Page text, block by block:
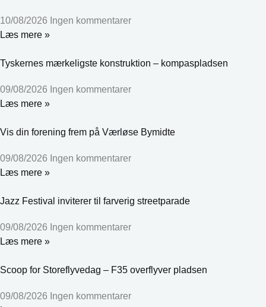
10/08/2026 Ingen kommentarer
Læs mere »
Tyskernes mærkeligste konstruktion – kompaspladsen
09/08/2026 Ingen kommentarer
Læs mere »
Vis din forening frem på Værløse Bymidte
09/08/2026 Ingen kommentarer
Læs mere »
Jazz Festival inviterer til farverig streetparade
09/08/2026 Ingen kommentarer
Læs mere »
Scoop for Storeflyvedag – F35 overflyver pladsen
09/08/2026 Ingen kommentarer